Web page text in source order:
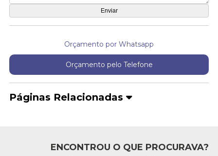
Orçamento por Whatsapp
Orçamento pelo Telefone
Páginas Relacionadas
ENCONTROU O QUE PROCURAVA?